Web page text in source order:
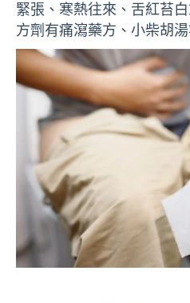
緊張、寒熱往來、舌紅苔
方劑有痛瀉藥方、小柴胡湯